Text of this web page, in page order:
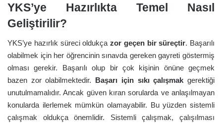
Olmalı?
Türkçe Sorularında Zayıfım
Yeni Soru Tarzlarında
Zorluk Çekenler Nasıl
Çalışmalı?
YKS’ye Hazırlıkta Temel Nasıl
Geliştirilir?
YKS’ye hazırlık süreci oldukça zor geçen bir süreçtir. Başarılı
olabilmek için her öğrencinin sınavda gereken gayreti göstermiş
olması gerekir. Başarılı olup bir çok kişinin önüne geçmek
bazen zor olabilmektedir. Başarı için sıkı çalışmak gerektiği
unutulmamalıdır. Ancak güven kıran sorularda ve anlaşılmayan
konularda ilerlemek mümkün olamayabilir. Bu yüzden sistemli
çalışmak oldukça önemlidir. Sistemli çalışmak, çalışılması